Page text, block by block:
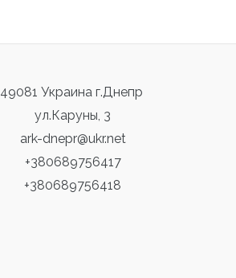
49081 Украина г.Днепр
ул.Каруны, 3
ark-dnepr@ukr.net
+380689756417
+380689756418